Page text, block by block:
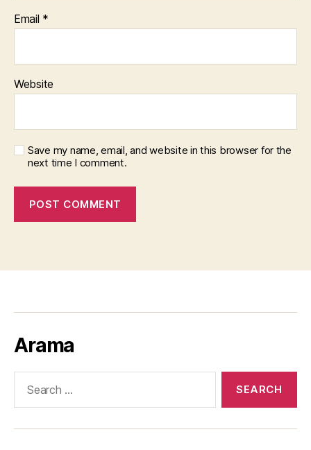
Email *
Website
Save my name, email, and website in this browser for the
next time I comment.
Arama